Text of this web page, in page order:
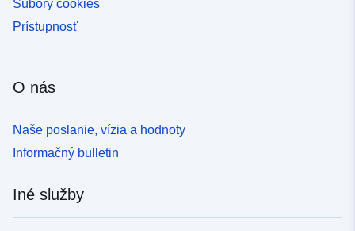
Súbory cookies
Prístupnosť
O nás
Naše poslanie, vízia a hodnoty
Informačný bulletin
Iné služby